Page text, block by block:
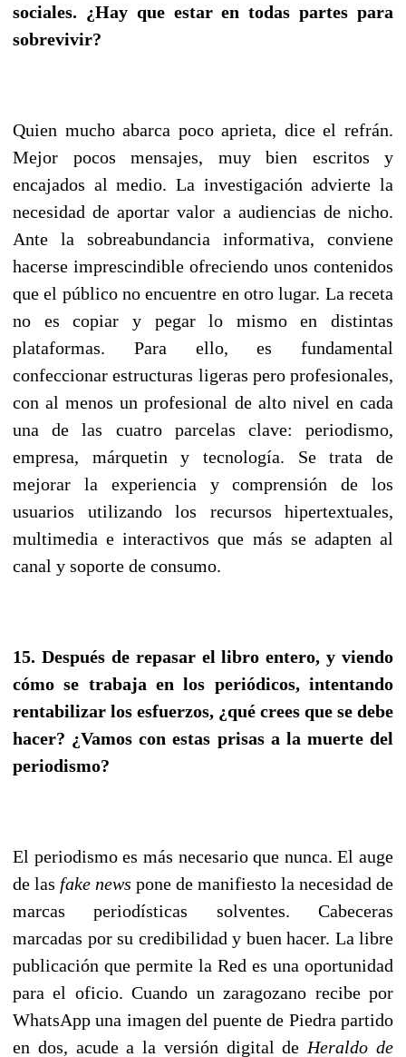
sociales. ¿Hay que estar en todas partes para
sobrevivir?
Quien mucho abarca poco aprieta, dice el refrán.
Mejor pocos mensajes, muy bien escritos y
encajados al medio. La investigación advierte la
necesidad de aportar valor a audiencias de nicho.
Ante la sobreabundancia informativa, conviene
hacerse imprescindible ofreciendo unos contenidos
que el público no encuentre en otro lugar. La receta
no es copiar y pegar lo mismo en distintas
plataformas. Para ello, es fundamental
confeccionar estructuras ligeras pero profesionales,
con al menos un profesional de alto nivel en cada
una de las cuatro parcelas clave: periodismo,
empresa, márquetin y tecnología. Se trata de
mejorar la experiencia y comprensión de los
usuarios utilizando los recursos hipertextuales,
multimedia e interactivos que más se adapten al
canal y soporte de consumo.
15. Después de repasar el libro entero, y viendo
cómo se trabaja en los periódicos, intentando
rentabilizar los esfuerzos, ¿qué crees que se debe
hacer? ¿Vamos con estas prisas a la muerte del
periodismo?
El periodismo es más necesario que nunca. El auge
de las fake news pone de manifiesto la necesidad de
marcas periodísticas solventes. Cabeceras
marcadas por su credibilidad y buen hacer. La libre
publicación que permite la Red es una oportunidad
para el oficio. Cuando un zaragozano recibe por
WhatsApp una imagen del puente de Piedra partido
en dos, acude a la versión digital de Heraldo de